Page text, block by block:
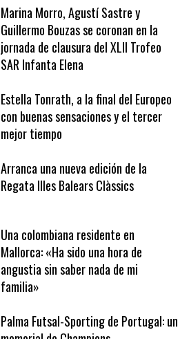
Marina Morro, Agustí Sastre y
Guillermo Bouzas se coronan en la
jornada de clausura del XLII Trofeo
SAR Infanta Elena
Estella Tonrath, a la final del Europeo
con buenas sensaciones y el tercer
mejor tiempo
Arranca una nueva edición de la
Regata Illes Balears Clàssics
Una colombiana residente en
Mallorca: «Ha sido una hora de
angustia sin saber nada de mi
familia»
Palma Futsal-Sporting de Portugal: un